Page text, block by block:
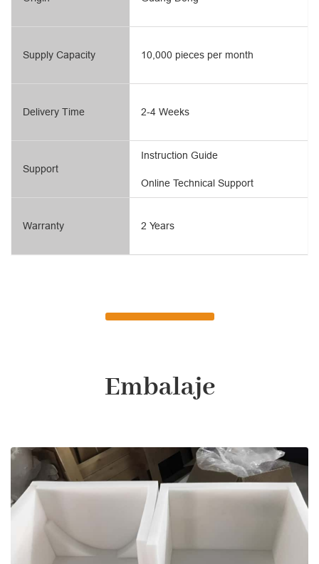
Supply Capacity
Delivery Time
Support
Warranty
10,000 pieces per month
2-4 Weeks
Online Technical Support
Instruction Guide
2 Years
Embalaje